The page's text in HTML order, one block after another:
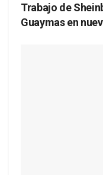
Trabajo de
Guaymas en